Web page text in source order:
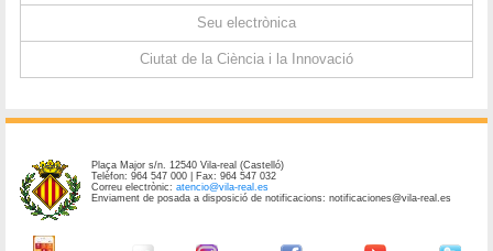
Seu electrònica
Ciutat de la Ciència i la Innovació
Plaça Major s/n. 12540 Vila-real (Castelló)
Telèfon: 964 547 000 | Fax: 964 547 032
Correu electrònic:atencio@vila-real.es
Enviament de posada a disposició de notificacions: notificaciones@vila-real.es